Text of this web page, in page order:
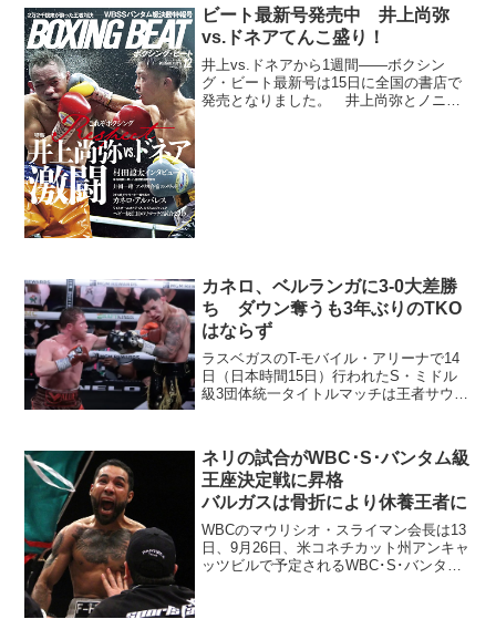
ライト級7位の野口将志（一力＝写真左）
とS･フェ...
ビート最新号発売中 井上尚弥
vs.ドネアてんこ盛り！
井上vs.ドネアから1週間――ボクシン
グ・ビート最新号は15日に全国の書店で
発売となりました。 井上尚弥とノニ
カネロ、ベルランガに3-0大差勝
ち ダウン奪うも3年ぶりのTKO
はならず
ラスベガスのT-モバイル・アリーナで14
日（日本時間15日）行われたS・ミドル
級3団体統一タイトルマッチは王者サウ
コ）に3-0判定勝ち。WBAスーパー・
WBC・IBF...
ネリの試合がWBC･S･バンタム級
王座決定戦に昇格
バルガスは骨折により休養王者に
WBCのマウリシオ・スライマン会長は13
日、9月26日、米コネチカット州アンキャ
ッツビルで予定されるWBC･S･バンタム